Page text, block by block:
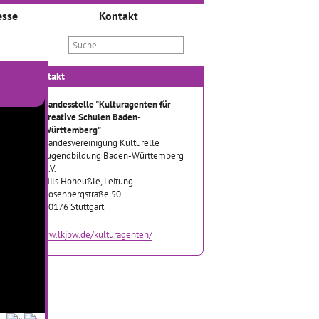
Kontakt
Kontakt
Landesstelle "Kulturagenten für
kreative Schulen Baden-
Württemberg"
Landesvereinigung Kulturelle
Jugendbildung Baden-Württemberg
e.V.
Nils Hoheußle, Leitung
Rosenbergstraße 50
70176 Stuttgart
www.lkjbw.de/kulturagenten/